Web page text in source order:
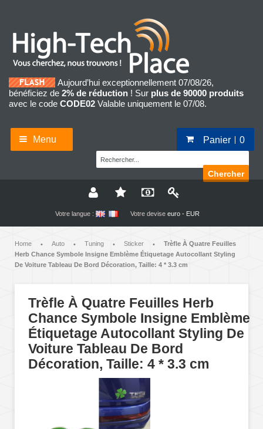
Aujourd’hui exceptionnellement 07/08/26,
bénéficiez de 2% de réduction ! Sur plus de 90000 produits
avec le code CODE02 Valable uniquement le 07/08.
Menu Panier 0
Chercher
Votre langue : Votre devise euro - EUR
Home • Auto • Tuning • Sticker •
Trèfle À Quatre Feuilles
Herb Chance Symbole Insigne Emblème Étiquetage Autocollant Styling
De Voiture Tableau De Bord Décoration, Taille: 4 * 3.3 cm
Trèfle À Quatre Feuilles Herb
Chance Symbole Insigne Emblème
Étiquetage Autocollant Styling De
Voiture Tableau De Bord
Décoration, Taille: 4 * 3.3 cm